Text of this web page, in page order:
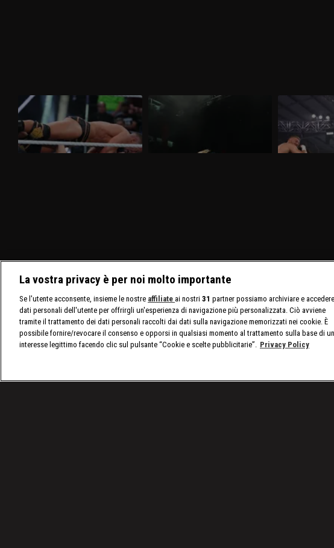
WWE NXT 24 marzo 2026: Saints e
D'Angelo a confronto
Nella puntata di NXT del 24 marzo,visibile
su discovery+, si affrontano Ricky Saints
e Tony D'Angelo. Gauntlet Match per
stabilire il prossimo avversario di Myles
WWE NXT 17 marzo 2026: tutti i
titoli femminili in palio
Jacy Jayne, Sol Ruca e Zaria per il titolo
assoluto. Tatum Paxley e Izzi Dame si
WWE NXT 10
sfidanti per lo
Nella puntata di
visibile su
programma due
per lo Speed
La vostra privacy è per noi molto importante
Se l'utente acconsente, insieme le nostre affiliate ai nostri 31 partner possiamo archiviare e
dati personali dell'utente per offrirgli un'esperienza di navigazione più personalizzata. Ciò avviene
tramite il trattamento dei dati personali raccolti dai dati sulla navigazione memorizzati nei cookie. È
possibile fornire/revocare il consenso e opporsi in qualsiasi momento al trattamento sulla base di un
interesse legittimo facendo clic sul pulsante “Cookie e scelte pubblicitarie”. Privacy Policy